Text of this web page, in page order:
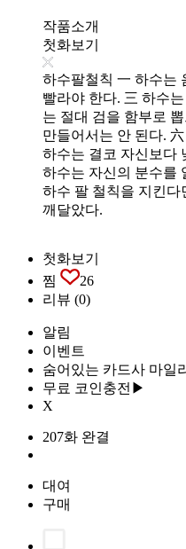
작품소개
첫화보기
하수팔철칙 一 하수는
빨라야 한다. 三 하수
는 절대 검을 함부로
만들어서는 안 된다.
하수는 결코 자신보다
하수는 자신의 분수를
하수 팔 철칙을 지킨다
깨달았다.
첫화보기
찜
26
리뷰 (0)
알림
이벤트
숨어있는 카드사 마일
무료 코인충전▶
X
207화 완결
대여
구매